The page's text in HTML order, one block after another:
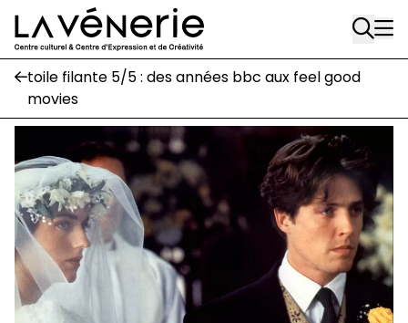
Aller au contenu principal
Rue Gratès, 3
1170 Watermael-Boitsfort
02 663 85 50
Écuries
Place Gilson, 3
1170 Watermael-Boitsfort
02 663 85 50
suivez-nous
Journal Vénerie
- version papier
Newsletter
toile filante 5/5 : des années bbc aux feel good
movies